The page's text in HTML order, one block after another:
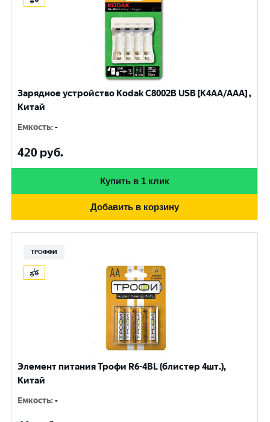
Зарядное устройство Kodak С8002B USB [K4AA/AAA] ,
Китай
Емкость:-
420 руб.
Купить в 1 клик
Добавить в корзину
ТРОФФИ
Элемент питания Трофи R6-4BL (блистер 4шт.),
Китай
Емкость:-